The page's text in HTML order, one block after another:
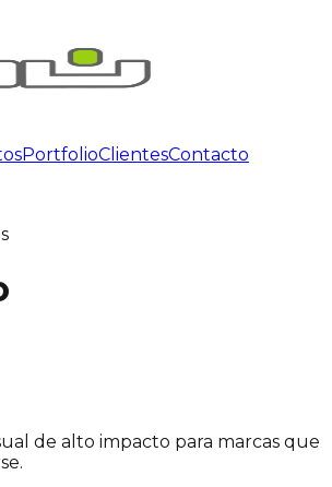
PortfolioClientesContacto
de alto impacto para marcas que